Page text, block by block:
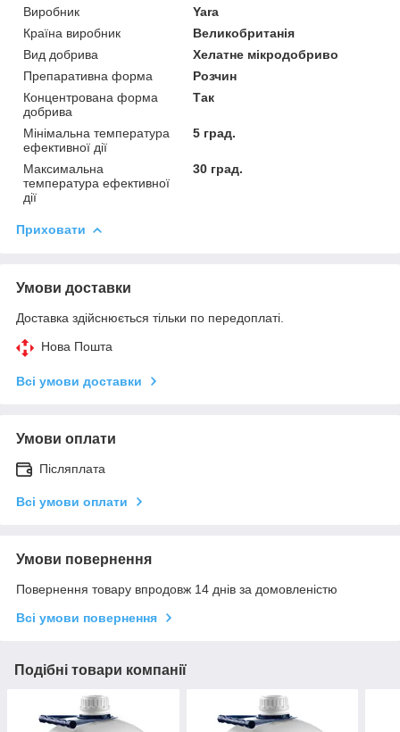
Виробник
Yara
Країна виробник
Великобританія
Вид добрива
Хелатне мікродобриво
Препаративна форма
Розчин
Концентрована форма
добрива
Так
Мінімальна температура
ефективної дії
5 град.
Максимальна
температура ефективної
дії
30 град.
Приховати
Умови доставки
Доставка здійснюється тільки по передоплаті.
Нова Пошта
Всі умови доставки
Умови оплати
Післяплата
Всі умови оплати
Умови повернення
Повернення товару впродовж 14 днів за домовленістю
Всі умови повернення
Подібні товари компанії